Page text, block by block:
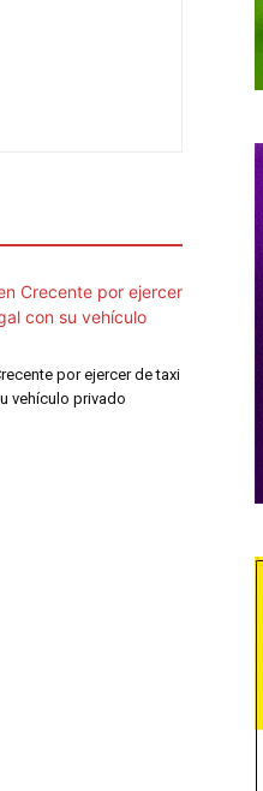
por ejercer de taxi
vehículo privado